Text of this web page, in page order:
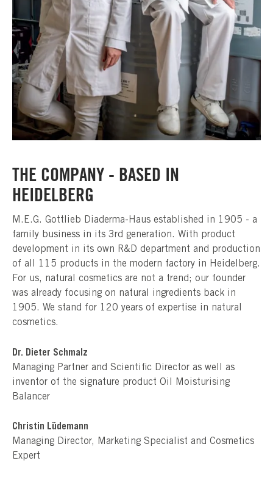
THE COMPANY - BASED IN
HEIDELBERG
M.E.G. Gottlieb Diaderma-Haus established in 1905 - a
family business in its 3rd generation. With product
development in its own R&D department and production
of all 115 products in the modern factory in Heidelberg.
For us, natural cosmetics are not a trend; our founder
was already focusing on natural ingredients back in
1905. We stand for 120 years of expertise in natural
cosmetics.
Dr. Dieter Schmalz
Managing Partner and Scientific Director as well as
inventor of the signature product Oil Moisturising
Balancer
Christin Lüdemann
Managing Director, Marketing Specialist and Cosmetics
Expert